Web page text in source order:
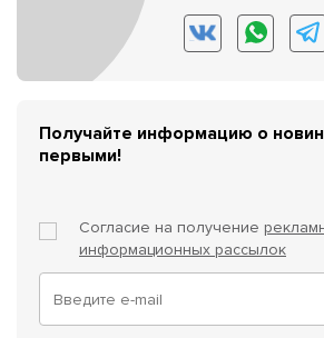
Получайте информацию о
первыми!
Согласие на получение
информационных рассылок